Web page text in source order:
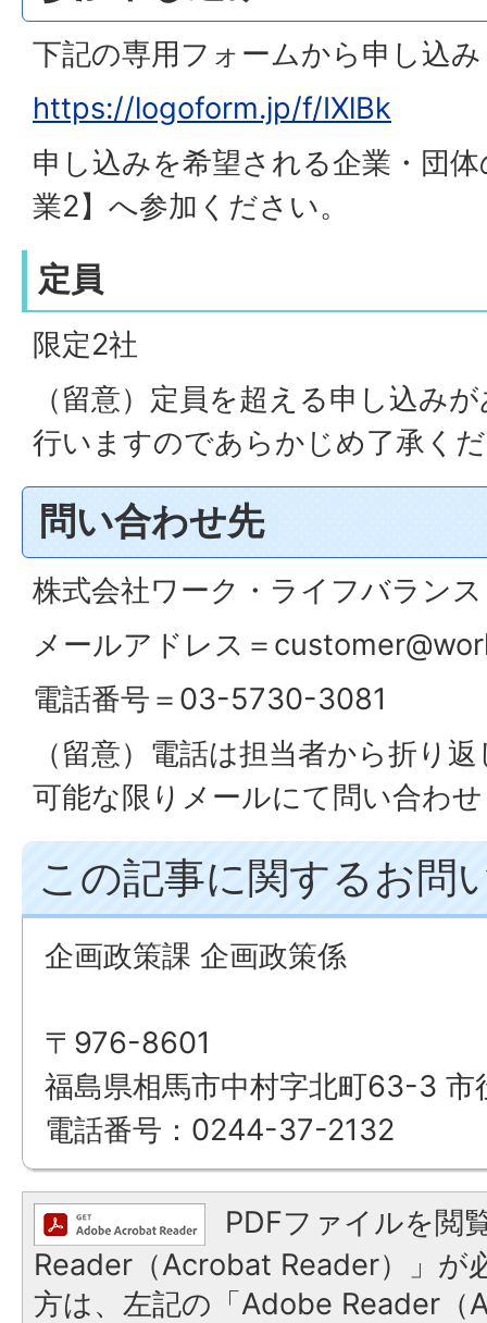
下記の専用フォームから申し込
https://logoform.jp/f/IXlBk
申し込みを希望される企業・団
業2】へ参加ください。
定員
限定2社
（留意）定員を超える申し込み
行いますのであらかじめ了承く
問い合わせ先
株式会社ワーク・ライフバラン
メールアドレス＝
電話番号＝03-5730-3081
（留意）電話は担当者から折り
可能な限りメールにて問い合わ
この記事に関するお問
企画政策課 企画政策係
〒976-8601
福島県相馬市中村字北町63-3 市
電話番号：0244-37-2132
PDFファイルを閲
Reader（Acrobat Reader）」が
方は、左記の「Adobe Reader（